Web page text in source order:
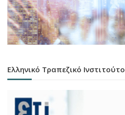
Ελληνικό Τραπεζικό Ινστιτούτο